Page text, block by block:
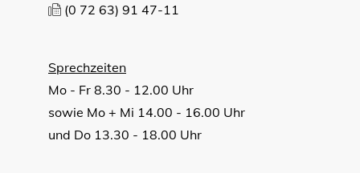
(0 72 63) 91 47-11
Sprechzeiten
Mo - Fr 8.30 - 12.00 Uhr
sowie Mo + Mi 14.00 - 16.00 Uhr
und Do 13.30 - 18.00 Uhr